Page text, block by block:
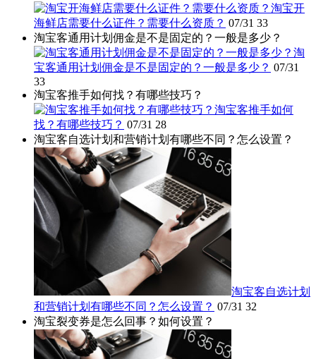
淘宝开
海鲜店需要什么证件？需要什么资质？ 07/31 33
淘宝客通用计划佣金是不是固定的？一般是多少？
淘
宝客通用计划佣金是不是固定的？一般是多少？ 07/31
33
淘宝客推手如何找？有哪些技巧？
淘宝客推手如何
找？有哪些技巧？ 07/31 28
淘宝客自选计划和营销计划有哪些不同？怎么设置？
淘宝客自选计划
和营销计划有哪些不同？怎么设置？ 07/31 32
淘宝裂变券是怎么回事？如何设置？